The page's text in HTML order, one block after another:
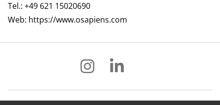
Tel.: +49 621 15020690
Web: https://www.osapiens.com